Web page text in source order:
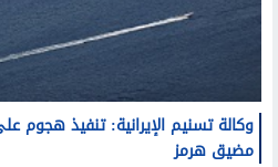
وكالة تسنيم الإيرانية: تنفيذ
مضيق هرمز